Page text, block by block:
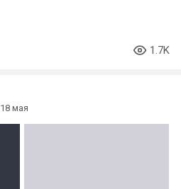
1.7K
18 мая